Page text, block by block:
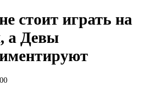
стоит играть на
а Девы